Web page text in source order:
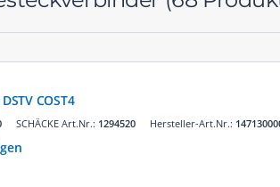
COST4
SCHÄCKE Art.Nr.: 1294520 Hersteller-Art.Nr.: